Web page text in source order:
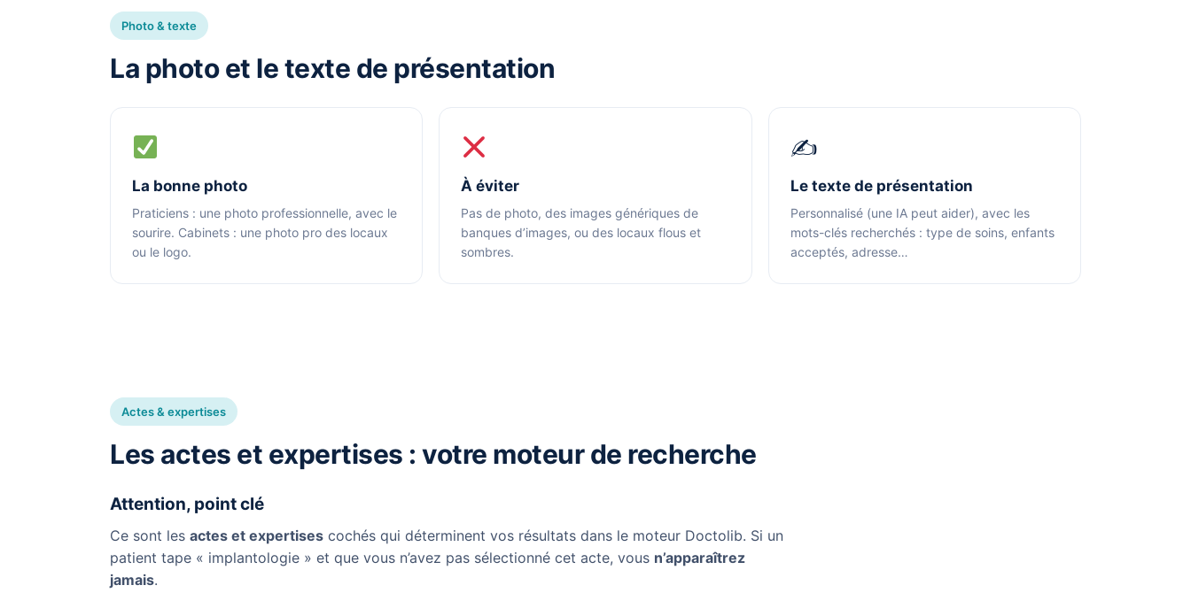
Photo & texte
La photo et le texte de présentation
La bonne photo
Praticiens : une photo professionnelle, avec le
sourire. Cabinets : une photo pro des locaux
ou le logo.
À éviter
Pas de photo, des images génériques de
banques d’images, ou des locaux flous et
sombres.
✍
Le texte de présentation
Personnalisé (une IA peut aider), avec les
mots-clés recherchés : type de soins, enfants
acceptés, adresse…
Actes & expertises
Les actes et expertises : votre moteur de recherche
Attention, point clé
Ce sont les actes et expertises cochés qui déterminent vos résultats dans le moteur Doctolib. Si un
patient tape « implantologie » et que vous n’avez pas sélectionné cet acte, vous n’apparaîtrez
jamais.